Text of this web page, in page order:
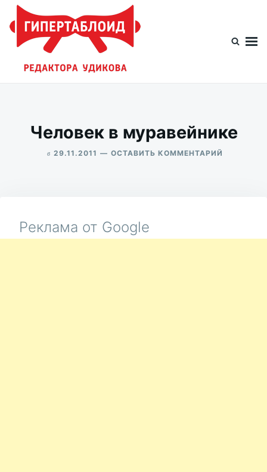
Перейти
содержимому
Искать:
Человек в муравейнике
в 29.11.2011 ОСТАВИТЬ КОММЕНТАРИЙ
Реклама от Google